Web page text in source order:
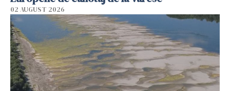
02 AUGUST 2026